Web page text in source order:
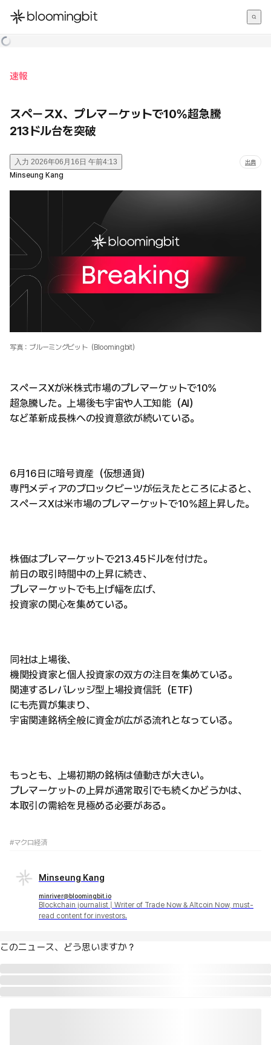
한국어
速報
スペースX、プレマーケットで10%超急騰
213ドル台を突破
入力 2026年06月16日 午前4:13 出典
Minseung Kang
写真：ブルーミングビット（Bloomingbit）
スペースXが米株式市場のプレマーケットで10%
超急騰した。上場後も宇宙や人工知能（AI）
など革新成長株への投資意欲が続いている。
6月16日に暗号資産（仮想通貨）
専門メディアのブロックビーツが伝えたところによると、
スペースXは米市場のプレマーケットで10%超上昇した。
株価はプレマーケットで213.45ドルを付けた。
前日の取引時間中の上昇に続き、
プレマーケットでも上げ幅を広げ、
投資家の関心を集めている。
同社は上場後、
機関投資家と個人投資家の双方の注目を集めている。
関連するレバレッジ型上場投資信託（ETF）
にも売買が集まり、
宇宙関連銘柄全般に資金が広がる流れとなっている。
もっとも、上場初期の銘柄は値動きが大きい。
プレマーケットの上昇が通常取引でも続くかどうかは、
本取引の需給を見極める必要がある。
#マクロ経済
Minseung Kang
minriver@bloomingbit.io
Blockchain journalist | Writer of Trade Now & Altcoin Now, must-
read content for investors.
このニュース、どう思いますか？